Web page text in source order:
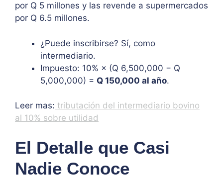
por Q 5 millones y las revende a supermercados
por Q 6.5 millones.
¿Puede inscribirse? Sí, como
intermediario.
Impuesto: 10% × (Q 6,500,000 − Q
5,000,000) = Q 150,000 al año.
Leer mas: tributación del intermediario bovino
al 10% sobre utilidad
El Detalle que Casi
Nadie Conoce